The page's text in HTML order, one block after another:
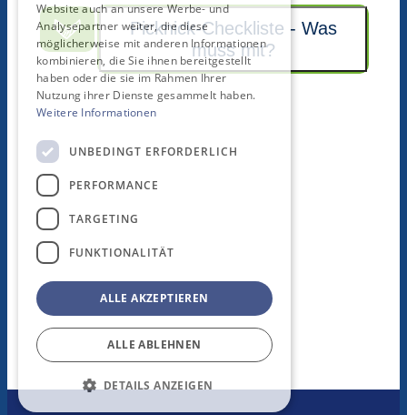
Picknick-Checkliste - Was
muss mit?
Website auch an unsere Werbe- und
Analysepartner weiter, die diese
möglicherweise mit anderen Informationen
kombinieren, die Sie ihnen bereitgestellt
haben oder die sie im Rahmen Ihrer
Nutzung ihrer Dienste gesammelt haben.
Weitere Informationen
UNBEDINGT ERFORDERLICH
PERFORMANCE
TARGETING
FUNKTIONALITÄT
ALLE AKZEPTIEREN
ALLE ABLEHNEN
DETAILS ANZEIGEN